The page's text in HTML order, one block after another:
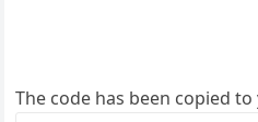
The code has been copied